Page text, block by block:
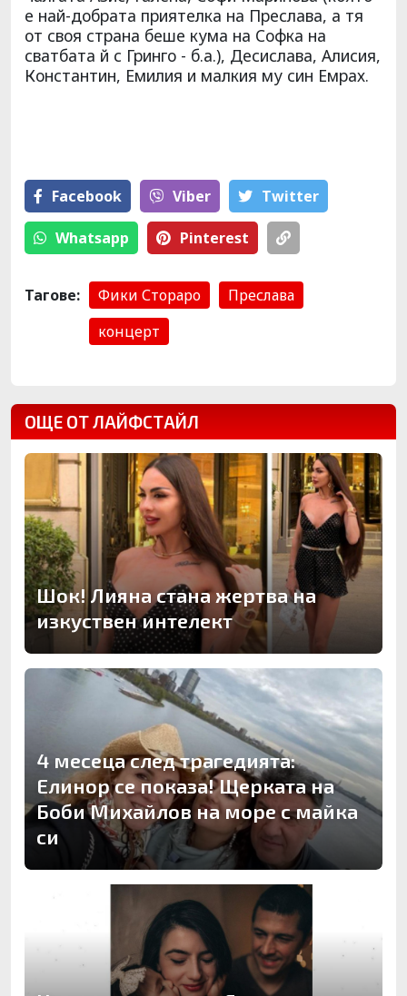
е най-добрата приятелка на Преслава, а тя
от своя страна беше кума на Софка на
сватбата й с Гринго - б.а.), Десислава, Алисия,
Константин, Емилия и малкия му син Емрах.
Facebook Viber Тwitter
Whatsapp Pinterest
Тагове: Фики Стораро
Преслава
концерт
ОЩЕ ОТ ЛАЙФСТАЙЛ
Шок! Лияна стана жертва на
изкуствен интелект
4 месеца след трагедията:
Елинор се показа! Щерката на
Боби Михайлов на море с майка
си